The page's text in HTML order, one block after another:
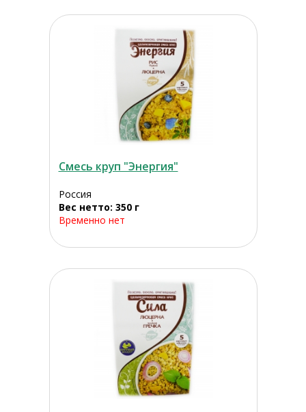
Смесь круп "Энергия"
Россия
Вес нетто: 350 г
Временно нет